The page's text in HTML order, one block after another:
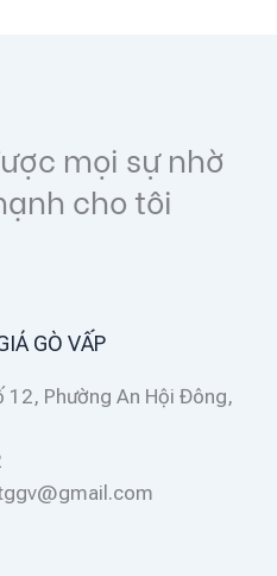
mọi sự nhờ
cho tôi
GÒ VẤP
12, Phường An Hội Đông,